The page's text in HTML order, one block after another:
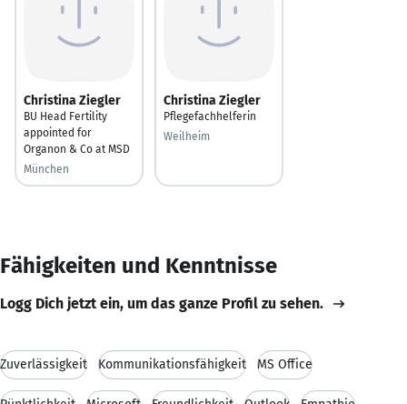
Christina Ziegler
BU Head Fertility
appointed for
Organon & Co at MSD
München
Christina Ziegler
Pflegefachhelferin
Weilheim
Fähigkeiten und Kenntnisse
Logg Dich jetzt ein, um das ganze Profil zu sehen.
Zuverlässigkeit Kommunikationsfähigkeit MS Office